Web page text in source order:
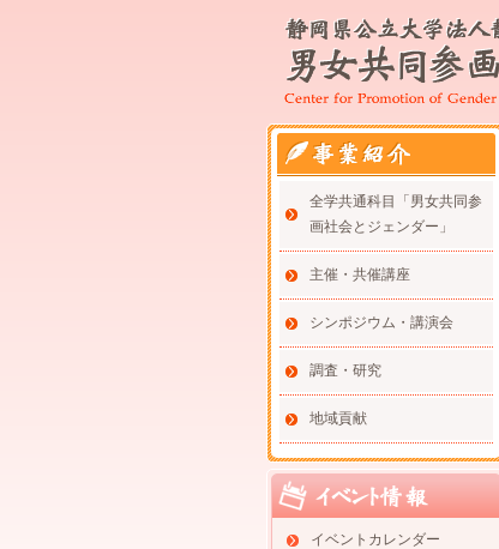
全学共通科目「男女共同参
画社会とジェンダー」
主催・共催講座
シンポジウム・講演会
調査・研究
地域貢献
イベントカレンダー